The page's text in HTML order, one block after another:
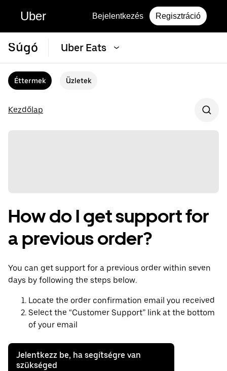
Uber Bejelentkezés Regisztráció
Súgó Uber Eats
Éttermek Üzletek
Kezdőlap
How do I get support for
a previous order?
You can get support for a previous order within seven
days by following the steps below.
Locate the order confirmation email you received
Select the “Customer Support” link at the bottom
of your email
Jelentkezz be, ha segítségre van
szükséged